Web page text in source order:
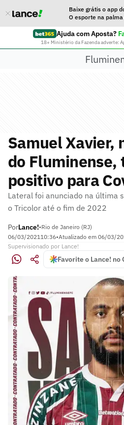
Baixe grátis o app
O esporte na
Ajuda com Aposta?
18+ Ministério da Fazenda adverte:
Samuel Xavier,
do Fluminense,
positivo para
Lateral foi anunciado na última
o Tricolor até o fim de 2022
PorLance!•Rio de Janeiro (RJ)
06/03/202110:36•Atualizado em 06/03/
Supervisionado por Lance!
Favorite o Lance! no